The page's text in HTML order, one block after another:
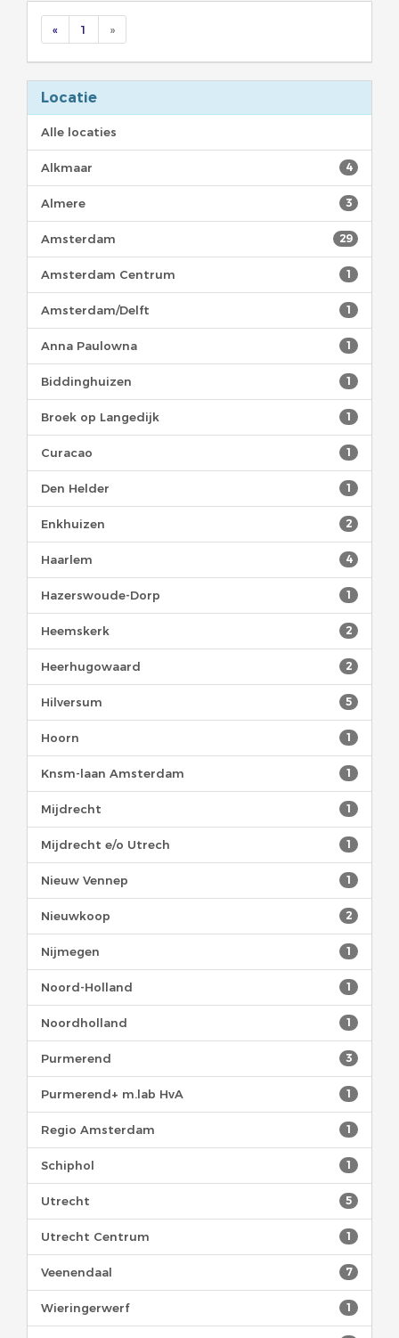
« 1 »
Locatie
Alle locaties
4
Alkmaar
3
Almere
29
Amsterdam
1
Amsterdam Centrum
1
Amsterdam/Delft
1
Anna Paulowna
1
Biddinghuizen
1
Broek op Langedijk
1
Curacao
1
Den Helder
2
Enkhuizen
4
Haarlem
1
Hazerswoude-Dorp
2
Heemskerk
2
Heerhugowaard
5
Hilversum
1
Hoorn
1
Knsm-laan Amsterdam
1
Mijdrecht
1
Mijdrecht e/o Utrech
1
Nieuw Vennep
2
Nieuwkoop
1
Nijmegen
1
Noord-Holland
1
Noordholland
3
Purmerend
1
Purmerend+ m.lab HvA
1
Regio Amsterdam
1
Schiphol
5
Utrecht
1
Utrecht Centrum
7
Veenendaal
1
Wieringerwerf